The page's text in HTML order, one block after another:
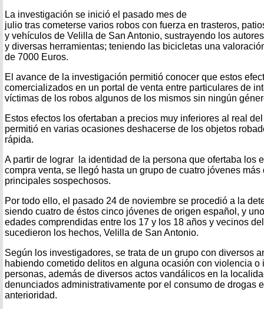
La investigación se inició el pasado mes de
julio tras cometerse varios robos con fuerza en trasteros,
y vehículos de Velilla de San Antonio, sustrayendo los
y diversas herramientas; teniendo las bicicletas una
de 7000 Euros.
El avance de la investigación permitió conocer que estos
comercializados en un portal de venta entre particulares de
víctimas de los robos algunos de los mismos sin ningún
Estos efectos los ofertaban a precios muy inferiores al real
permitió en varias ocasiones deshacerse de los objetos
rápida.
A partir de lograr la identidad de la persona que ofertaba los
compra venta, se llegó hasta un grupo de cuatro jóvenes
principales sospechosos.
Por todo ello, el pasado 24 de noviembre se procedió a la
siendo cuatro de éstos cinco jóvenes de origen español, y
edades comprendidas entre los 17 y los 18 años y vecinos
sucedieron los hechos, Velilla de San Antonio.
Según los investigadores, se trata de un grupo con diversos
habiendo cometido delitos en alguna ocasión con violencia o
personas, además de diversos actos vandálicos en la
denunciados administrativamente por el consumo de drogas
anterioridad.